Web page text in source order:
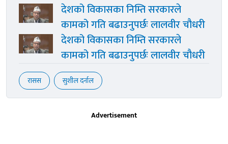
देशको विकासका निम्ति सरकारले
कामको गति बढाउनुपर्छः लालवीर चौधरी
देशको विकासका निम्ति सरकारले
कामको गति बढाउनुपर्छः लालवीर चौधरी
रासस सुशील दर्नाल
Advertisement